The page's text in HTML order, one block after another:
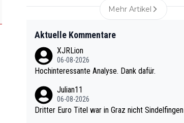
Mehr Artikel
Aktuelle Kommentare
XJRLion
06-08-2026
Hochinteressante Analyse. Dank dafür.
Julian11
06-08-2026
Dritter Euro Titel war in Graz nicht Sindelfingen